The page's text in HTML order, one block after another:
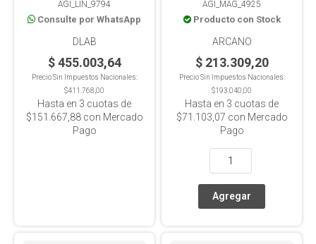
plataforma
antideslizante, 2kg
AGI_LIN_9794
Consulte por WhatsApp
DLAB
$ 455.003,64
Precio Sin Impuestos Nacionales:
$411.768,00
Hasta en 3 cuotas de
$151.667,88con Mercado
Pago
calefacción, con sonda,
2L
AGI_MAG_4925
Producto con Stock
ARCANO
$ 213.309,20
Precio Sin Impuestos Nacionales:
$193.040,00
Hasta en 3 cuotas de
$71.103,07 con Mercado
Pago